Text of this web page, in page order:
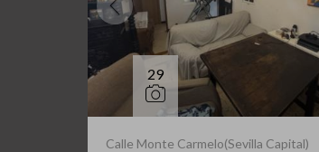
29
Calle Monte Carmelo(Sevilla Capital)